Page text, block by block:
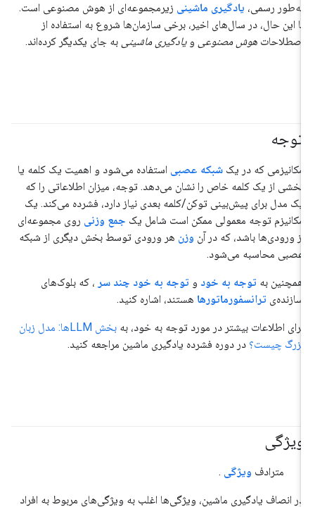
به‌طور رسمی، یادگیری ماشینی زیرمجموعه‌ای از هوش مصنوعی است.
با این حال، در سال‌های اخیر، برخی سازمان‌ها شروع به استفاده از
اصطلاحات هوش مصنوعی ویادگیری ماشینی به جای یکدیگر کرده‌اند.
توجه
مکانیزمی که در یک شبکه عصبی استفاده می‌شود و اهمیت یک کلمه یا
بخشی از یک کلمه خاص را نشان می‌دهد. توجه، میزان اطلاعاتی را که
یک مدل برای پیش‌بینی توکن/کلمه بعدی نیاز دارد، فشرده می‌کند. یک
مکانیزم توجه معمولی ممکن است شامل یک جمع وزنی روی مجموعه‌ای
از ورودی‌ها باشد، که در آن وزن هر ورودی توسط بخش دیگری از شبکه
عصبی محاسبه می‌شود.
همچنین به توجه به خود و توجه به خود چند سر ، که بلوک‌های
سازنده‌ی ترانسفورماتورها هستند، اشاره کنید.
برای اطلاعات بیشتر در مورد توجه به خود، به
بخش LLMها: مدل زبان
بزرگ چیست؟ در دوره فشرده یادگیری ماشین مراجعه کنید.
ویژگی
مترادف ویژگی .
در انصاف یادگیری ماشین، ویژگی‌ها اغلب به ویژگی‌های مربوط به افراد